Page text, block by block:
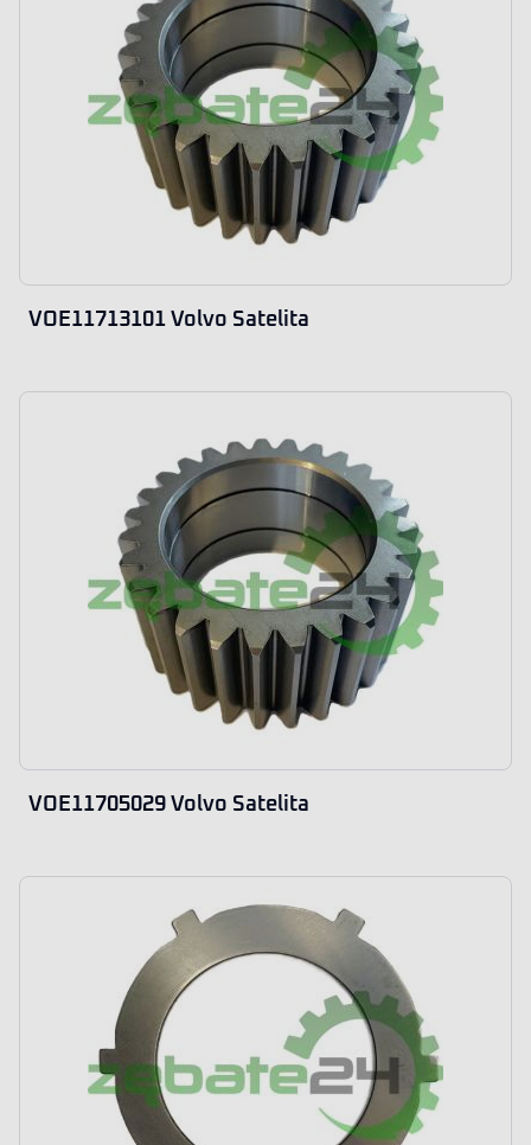
VOE11713101 Volvo Satelita
VOE11705029 Volvo Satelita